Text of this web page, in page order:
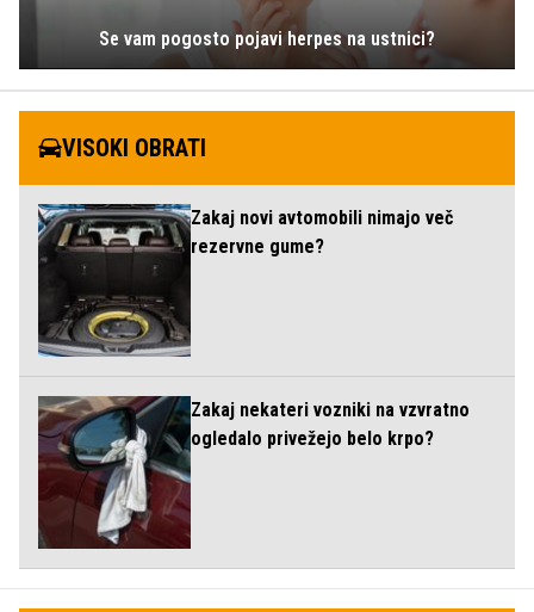
Se vam pogosto pojavi herpes na ustnici?
VISOKI OBRATI
Zakaj novi avtomobili nimajo več
rezervne gume?
Zakaj nekateri vozniki na vzvratno
ogledalo privežejo belo krpo?